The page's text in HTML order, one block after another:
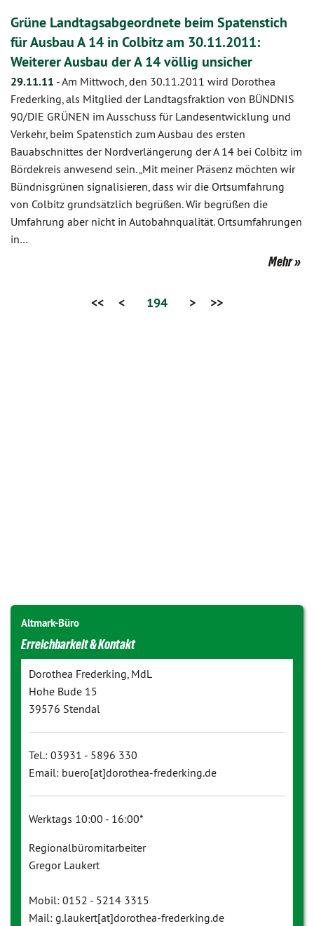
Grüne Landtagsabgeordnete beim Spatenstich
für Ausbau A 14 in Colbitz am 30.11.2011:
Weiterer Ausbau der A 14 völlig unsicher
29.11.11 -Am Mittwoch, den 30.11.2011 wird Dorothea
Frederking, als Mitglied der Landtagsfraktion von BÜNDNIS
90/DIE GRÜNEN im Ausschuss für Landesentwicklung und
Verkehr, beim Spatenstich zum Ausbau des ersten
Bauabschnittes der Nordverlängerung der A 14 bei Colbitz im
Bördekreis anwesend sein. „Mit meiner Präsenz möchten wir
Bündnisgrünen signalisieren, dass wir die Ortsumfahrung
von Colbitz grundsätzlich begrüßen. Wir begrüßen die
Umfahrung aber nicht in Autobahnqualität. Ortsumfahrungen
in…
Mehr
<< < 194 > >>
Altmark-Büro
Erreichbarkeit & Kontakt
Dorothea Frederking, MdL
Hohe Bude 15
39576 Stendal
Tel.: 03931 - 5896 330
Email: buero[at]dorothea-frederking.de
Werktags 10:00 - 16:00*
Regionalbüromitarbeiter
Gregor Laukert
Mobil: 0152 - 5214 3315
Mail: g.laukert[at]dorothea-frederking.de